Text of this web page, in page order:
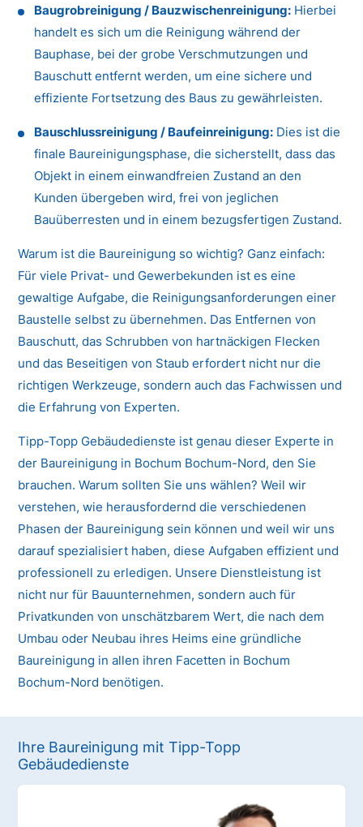
Baugrobreinigung / Bauzwischenreinigung: Hierbei
handelt es sich um die Reinigung während der
Bauphase, bei der grobe Verschmutzungen und
Bauschutt entfernt werden, um eine sichere und
effiziente Fortsetzung des Baus zu gewährleisten.
Bauschlussreinigung / Baufeinreinigung: Dies ist die
finale Baureinigungsphase, die sicherstellt, dass das
Objekt in einem einwandfreien Zustand an den
Kunden übergeben wird, frei von jeglichen
Bauüberresten und in einem bezugsfertigen Zustand.
Warum ist die Baureinigung so wichtig? Ganz einfach:
Für viele Privat- und Gewerbekunden ist es eine
gewaltige Aufgabe, die Reinigungsanforderungen einer
Baustelle selbst zu übernehmen. Das Entfernen von
Bauschutt, das Schrubben von hartnäckigen Flecken
und das Beseitigen von Staub erfordert nicht nur die
richtigen Werkzeuge, sondern auch das Fachwissen und
die Erfahrung von Experten.
Tipp-Topp Gebäudedienste ist genau dieser Experte in
der Baureinigung in Bochum Bochum-Nord, den Sie
brauchen. Warum sollten Sie uns wählen? Weil wir
verstehen, wie herausfordernd die verschiedenen
Phasen der Baureinigung sein können und weil wir uns
darauf spezialisiert haben, diese Aufgaben effizient und
professionell zu erledigen. Unsere Dienstleistung ist
nicht nur für Bauunternehmen, sondern auch für
Privatkunden von unschätzbarem Wert, die nach dem
Umbau oder Neubau ihres Heims eine gründliche
Baureinigung in allen ihren Facetten in Bochum
Bochum-Nord benötigen.
Ihre Baureinigung mit Tipp-Topp
Gebäudedienste